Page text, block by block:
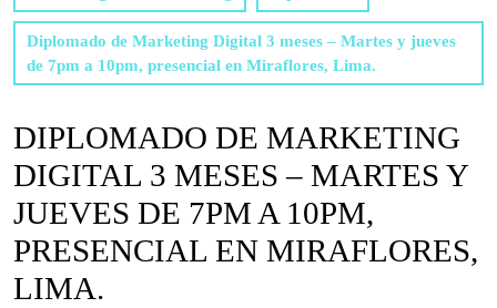
Diplomado de Marketing Digital 3 meses – Martes y jueves
de 7pm a 10pm, presencial en Miraflores, Lima.
DIPLOMADO DE MARKETING
DIGITAL 3 MESES – MARTES Y
JUEVES DE 7PM A 10PM,
PRESENCIAL EN MIRAFLORES,
LIMA.